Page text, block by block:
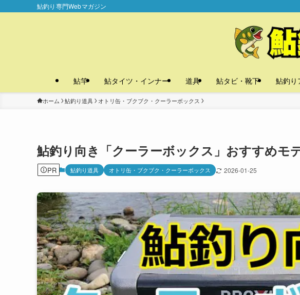
鮎釣り専門Webマガジン
鮎竿 鮎タイツ・インナー 道具 鮎タビ・靴下 鮎釣り
ホーム 鮎釣り道具 オトリ缶・ブクブク・クーラーボックス
鮎釣り向き「クーラーボックス」おすすめモ
PR 鮎釣り道具 オトリ缶・ブクブク・クーラーボックス 2026-01-25